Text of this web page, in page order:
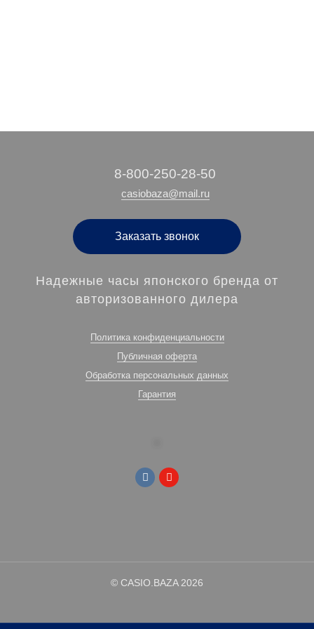
‭8-800-250-28-50
casiobaza@mail.ru
Заказать звонок
Надежные часы японского бренда от
авторизованного дилера
Политика конфиденциальности
Публичная оферта
Обработка персональных данных
Гарантия
© CASIO.BAZA 2026